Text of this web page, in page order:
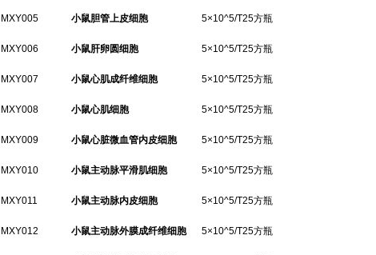
MXY005 小鼠胆管上皮细胞 5×10^5/T25方瓶
MXY006 小鼠肝卵圆细胞 5×10^5/T25方瓶
MXY007 小鼠心肌成纤维细胞 5×10^5/T25方瓶
MXY008 小鼠心肌细胞 5×10^5/T25方瓶
MXY009 小鼠心脏微血管内皮细胞 5×10^5/T25方瓶
MXY010 小鼠主动脉平滑肌细胞 5×10^5/T25方瓶
MXY011 小鼠主动脉内皮细胞 5×10^5/T25方瓶
MXY012 小鼠主动脉外膜成纤维细胞 5×10^5/T25方瓶